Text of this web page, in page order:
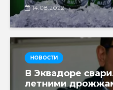
14.08.2022
НОВОСТИ
В Эквадоре
летними